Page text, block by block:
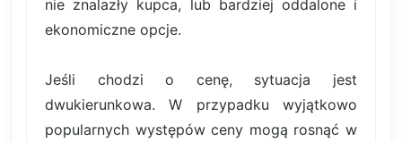
nie znalazły kupca, lub bardziej oddalone i
ekonomiczne opcje.
Jeśli chodzi o cenę, sytuacja jest
dwukierunkowa. W przypadku wyjątkowo
popularnych występów ceny mogą rosnąć w